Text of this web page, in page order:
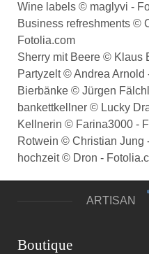
Wine labels © maglyvi -
Business refreshments ©
Fotolia.com
Sherry mit Beere © Klaus
Partyzelt © Andrea Arnold
Bierbänke © Jürgen
bankettkellner © Lucky
Kellnerin © Farina3000 -
Rotwein © Christian Jung
hochzeit © Dron -
ARTISAN
Boutique